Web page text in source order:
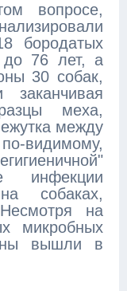
вопросе,
бородатых
до 76 лет, а
30 собак,
меха,
между
видимому,
инфекции
собаках,
на
микробных
вышли в